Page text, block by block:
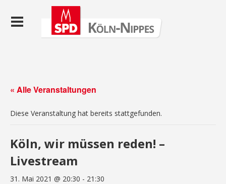
« Alle Veranstaltungen
Diese Veranstaltung hat bereits stattgefunden.
Köln, wir müssen reden! –
Livestream
31. Mai 2021 @ 20:30 - 21:30